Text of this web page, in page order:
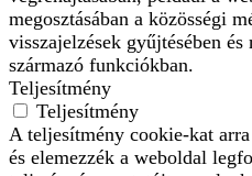
megosztásában a közösségi
visszajelzések gyűjtésében
származó funkciókban.
Teljesítmény
Teljesítmény
A teljesítmény cookie-kat
és elemezzék a weboldal